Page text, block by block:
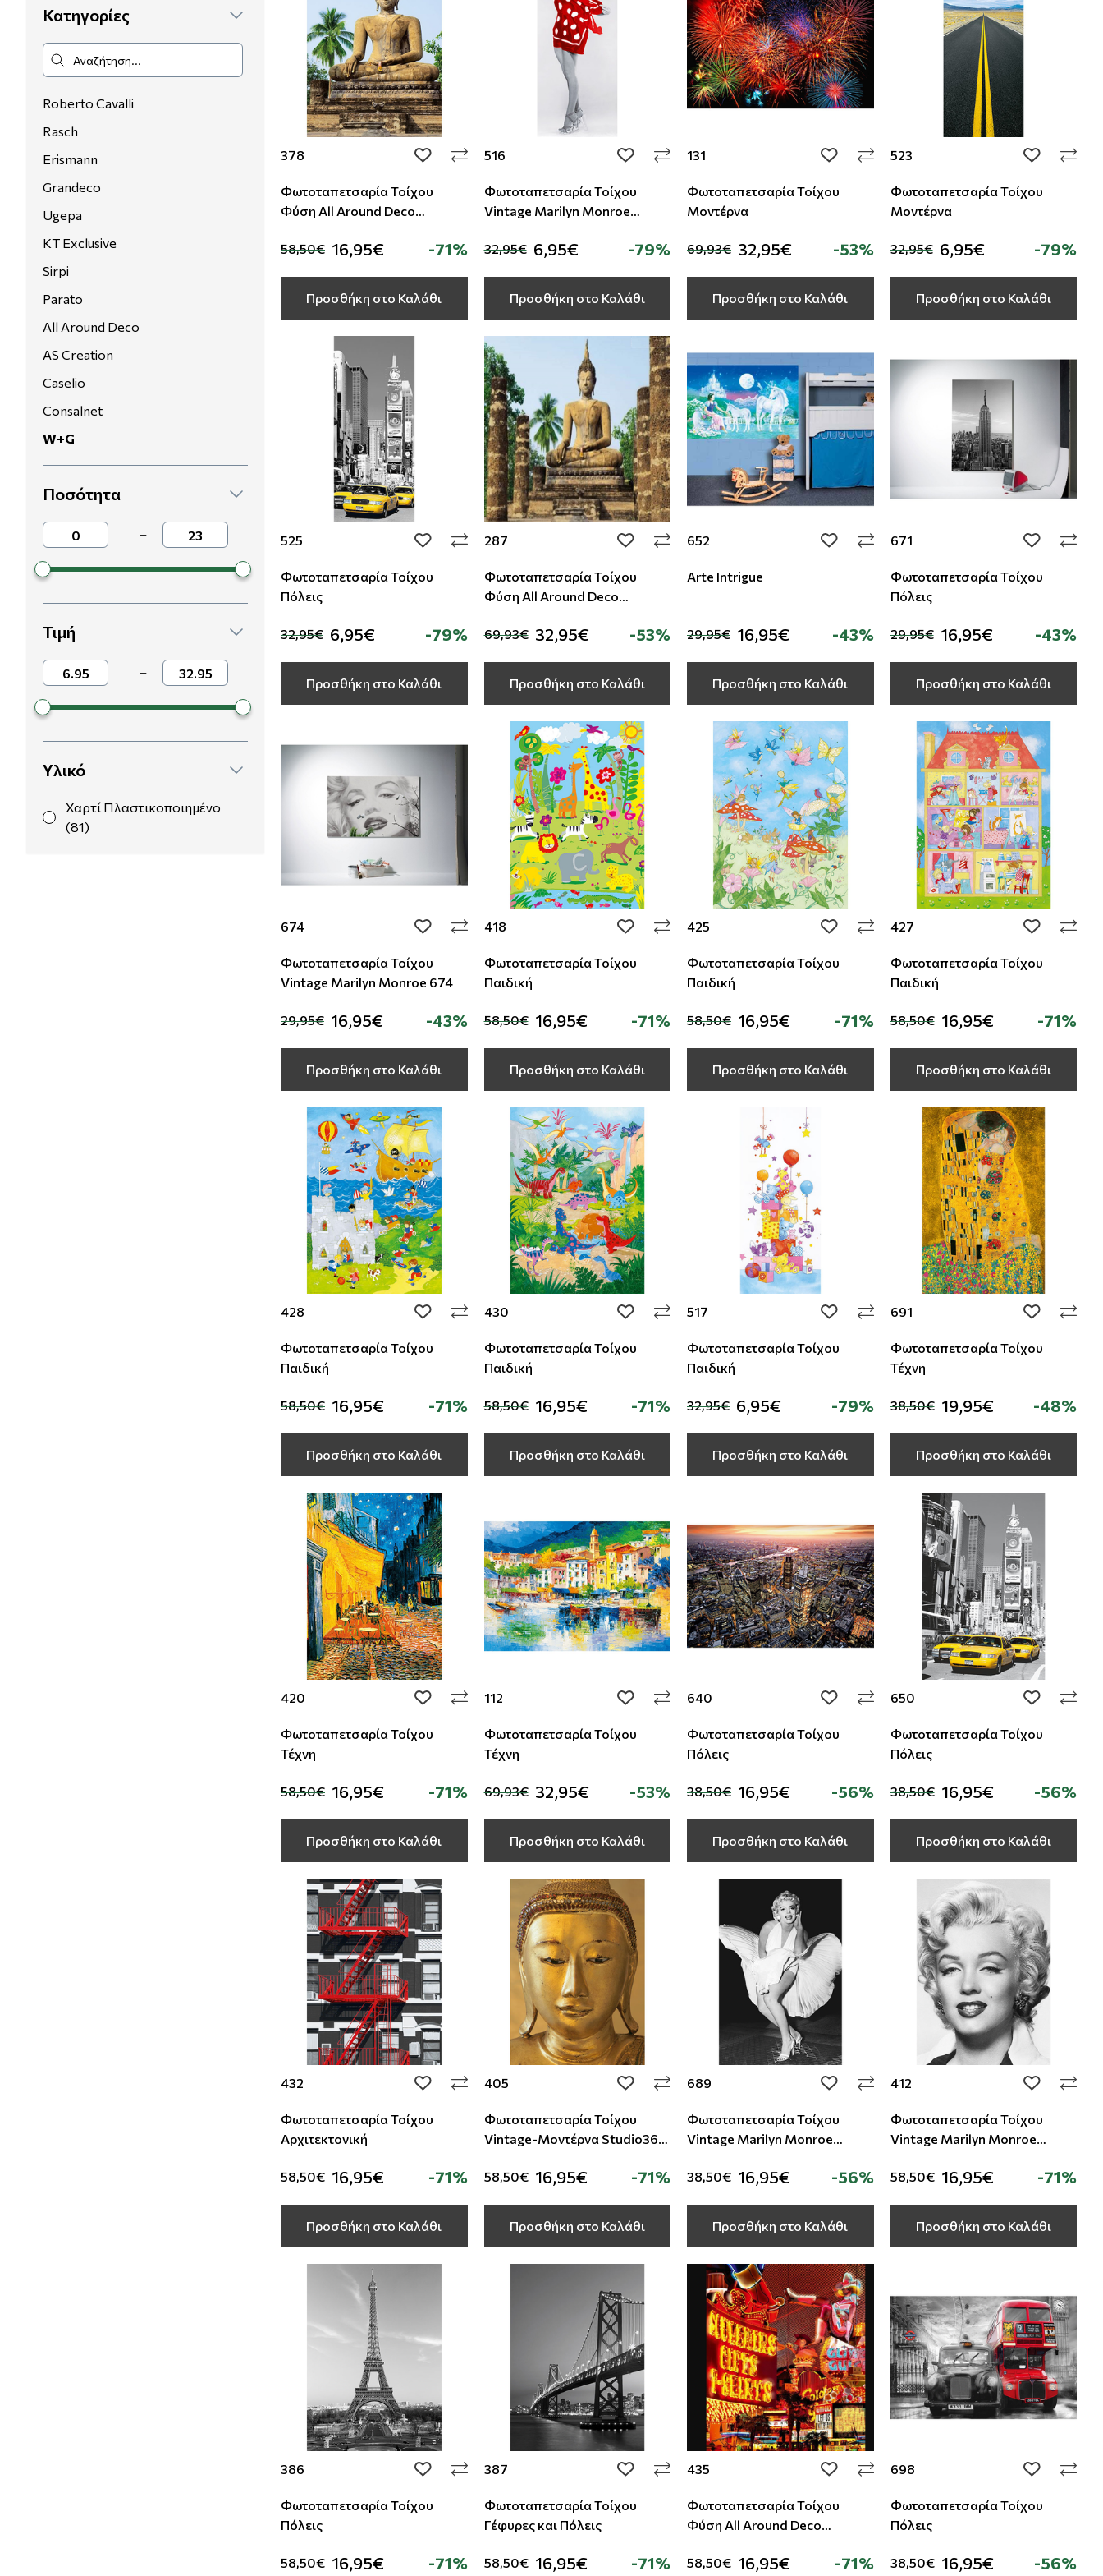
Κατηγορίες
Roberto Cavalli
Rasch
Erismann
Grandeco
Ugepa
KT Exclusive
Sirpi
Parato
All Around Deco
AS Creation
Caselio
Consalnet
W+G
Ποσότητα
−
Τιμή
−
Υλικό
Χαρτί Πλαστικοποιημένο
(81)
378 add to wishlist
Φωτοταπετσαρία Τοίχου
Φύση Αll Around Deco
58,50€ 16,95€ -71%
Προσθήκη στο Καλάθι
516 add to wishlist
Φωτοταπετσαρία Τοίχου
Vintage Μarilyn Μonroe
32,95€ 6,95€ -79%
Προσθήκη στο Καλάθι
131 add to wishlist
Φωτοταπετσαρία Τοίχου
Μοντέρνα
69,93€ 32,95€ -53%
Προσθήκη στο Καλάθι
523 add to
Φωτοταπετσαρία Τοίχου
Μοντέρνα
32,95€ 6,95€ -79%
Προσθήκη στο Καλάθι
525 add to wishlist
Φωτοταπετσαρία Τοίχου
Πόλεις
32,95€ 6,95€ -79%
Προσθήκη στο Καλάθι
287 add to wishlist
Φωτοταπετσαρία Τοίχου
Φύση Αll Around Deco
69,93€ 32,95€ -53%
Προσθήκη στο Καλάθι
652 add to wishlist
Arte Intrigue
29,95€ 16,95€ -43%
Προσθήκη στο Καλάθι
671 add to
Φωτοταπετσαρία Τοίχου
Πόλεις
29,95€ 16,95€ -43%
Προσθήκη στο Καλάθι
674 add to wishlist
Φωτοταπετσαρία Τοίχου
Vintage Marilyn Monroe 674
29,95€ 16,95€ -43%
Προσθήκη στο Καλάθι
418 add to wishlist
Φωτοταπετσαρία Τοίχου
Παιδική
58,50€ 16,95€ -71%
Προσθήκη στο Καλάθι
425 add to wishlist
Φωτοταπετσαρία Τοίχου
Παιδική
58,50€ 16,95€ -71%
Προσθήκη στο Καλάθι
427 add to
Φωτοταπετσαρία Τοίχου
Παιδική
58,50€ 16,95€ -71%
Προσθήκη στο Καλάθι
428 add to wishlist
Φωτοταπετσαρία Τοίχου
Παιδική
58,50€ 16,95€ -71%
Προσθήκη στο Καλάθι
430 add to wishlist
Φωτοταπετσαρία Τοίχου
Παιδική
58,50€ 16,95€ -71%
Προσθήκη στο Καλάθι
517 add to wishlist
Φωτοταπετσαρία Τοίχου
Παιδική
32,95€ 6,95€ -79%
Προσθήκη στο Καλάθι
691 add to
Φωτοταπετσαρία Τοίχου
Τέχνη
38,50€ 19,95€ -48%
Προσθήκη στο Καλάθι
420 add to wishlist
Φωτοταπετσαρία Τοίχου
Τέχνη
58,50€ 16,95€ -71%
Προσθήκη στο Καλάθι
112 add to wishlist
Φωτοταπετσαρία Τοίχου
Τέχνη
69,93€ 32,95€ -53%
Προσθήκη στο Καλάθι
640 add to wishlist
Φωτοταπετσαρία Τοίχου
Πόλεις
38,50€ 16,95€ -56%
Προσθήκη στο Καλάθι
650 add to
Φωτοταπετσαρία Τοίχου
Πόλεις
38,50€ 16,95€ -56%
Προσθήκη στο Καλάθι
432 add to wishlist
Φωτοταπετσαρία Τοίχου
Αρχιτεκτονική
58,50€ 16,95€ -71%
Προσθήκη στο Καλάθι
405 add to wishlist
Φωτοταπετσαρία Τοίχου
Vintage-Μοντέρνα Studio360
58,50€ 16,95€ -71%
Προσθήκη στο Καλάθι
689 add to wishlist
Φωτοταπετσαρία Τοίχου
Vintage Μarilyn Μonroe
38,50€ 16,95€ -56%
Προσθήκη στο Καλάθι
412 add to
Φωτοταπετσαρία Τοίχου
Vintage Μarilyn Μonroe
58,50€ 16,95€ -71%
Προσθήκη στο Καλάθι
386 add to wishlist
Φωτοταπετσαρία Τοίχου
Πόλεις
58,50€ 16,95€ -71%
387 add to wishlist
Φωτοταπετσαρία Τοίχου
Γέφυρες και Πόλεις
58,50€ 16,95€ -71%
435 add to wishlist
Φωτοταπετσαρία Τοίχου
Φύση Αll Around Deco
58,50€ 16,95€ -71%
698 add to
Φωτοταπετσαρία Τοίχου
Πόλεις
38,50€ 16,95€ -56%
Μοντέρνες
Μονόχρωμες
Βαφόμενες Ταπετσαρίες
Μπορντούρες
Απομίμηση Δέρματος
Απομίμηση Μέταλλο
Απομίμηση Πλακάκια
Απομίμηση Μωσαικό-Ψηφίδα
Απομίμηση Animal Print
Απομίμηση Τεχνοτροπία
Φλοράλ Ρολοκουρτίνες
Ψηφιακή Εκτύπωση σε Ρολοκουρτίνα